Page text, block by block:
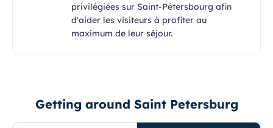
privilégiées sur Saint-Pétersbourg afin
d'aider les visiteurs à profiter au
maximum de leur séjour.
Getting around Saint Petersburg